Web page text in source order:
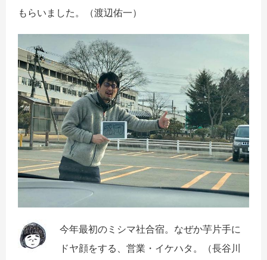
もらいました。
（渡辺佑一）
今年最初のミシマ社合宿。なぜか芋片手に
ドヤ顔をする、営業・イケハタ。
（長谷川